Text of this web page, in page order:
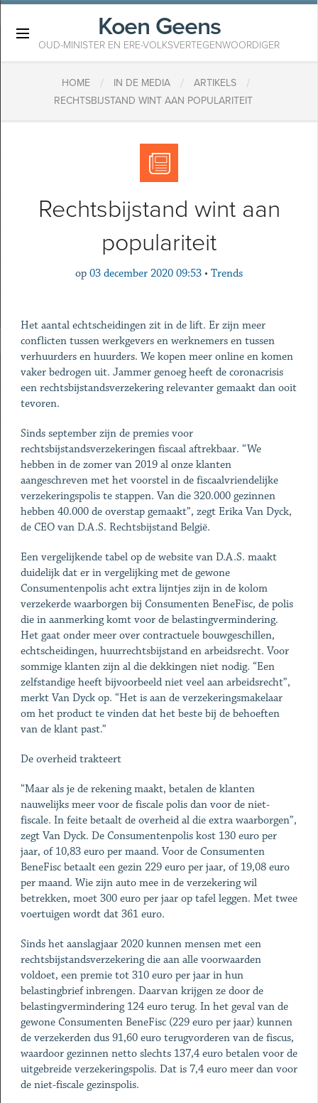
Koen Geens
OUD-MINISTER EN ERE-VOLKSVERTEGENWOORDIGER
HOME / IN DE MEDIA / ARTIKELS /
RECHTSBIJSTAND WINT AAN POPULARITEIT
Rechtsbijstand wint aan
populariteit
op 03 december 2020 09:53 • Trends
Het aantal echtscheidingen zit in de lift. Er zijn meer
conflicten tussen werkgevers en werknemers en tussen
verhuurders en huurders. We kopen meer online en komen
vaker bedrogen uit. Jammer genoeg heeft de coronacrisis
een rechtsbijstandsverzekering relevanter gemaakt dan ooit
tevoren.
Sinds september zijn de premies voor
rechtsbijstandsverzekeringen fiscaal aftrekbaar. “We
hebben in de zomer van 2019 al onze klanten
aangeschreven met het voorstel in de fiscaalvriendelijke
verzekeringspolis te stappen. Van die 320.000 gezinnen
hebben 40.000 de overstap gemaakt”, zegt Erika Van Dyck,
de CEO van D.A.S. Rechtsbijstand België.
Een vergelijkende tabel op de website van D.A.S. maakt
duidelijk dat er in vergelijking met de gewone
Consumentenpolis acht extra lijntjes zijn in de kolom
verzekerde waarborgen bij Consumenten BeneFisc, de polis
die in aanmerking komt voor de belastingvermindering.
Het gaat onder meer over contractuele bouwgeschillen,
echtscheidingen, huurrechtsbijstand en arbeidsrecht. Voor
sommige klanten zijn al die dekkingen niet nodig. “Een
zelfstandige heeft bijvoorbeeld niet veel aan arbeidsrecht”,
merkt Van Dyck op. “Het is aan de verzekeringsmakelaar
om het product te vinden dat het beste bij de behoeften
van de klant past.”
De overheid trakteert
“Maar als je de rekening maakt, betalen de klanten
nauwelijks meer voor de fiscale polis dan voor de niet-
fiscale. In feite betaalt de overheid al die extra waarborgen”,
zegt Van Dyck. De Consumentenpolis kost 130 euro per
jaar, of 10,83 euro per maand. Voor de Consumenten
BeneFisc betaalt een gezin 229 euro per jaar, of 19,08 euro
per maand. Wie zijn auto mee in de verzekering wil
betrekken, moet 300 euro per jaar op tafel leggen. Met twee
voertuigen wordt dat 361 euro.
Sinds het aanslagjaar 2020 kunnen mensen met een
rechtsbijstandsverzekering die aan alle voorwaarden
voldoet, een premie tot 310 euro per jaar in hun
belastingbrief inbrengen. Daarvan krijgen ze door de
belastingvermindering 124 euro terug. In het geval van de
gewone Consumenten BeneFisc (229 euro per jaar) kunnen
de verzekerden dus 91,60 euro terugvorderen van de fiscus,
waardoor gezinnen netto slechts 137,4 euro betalen voor de
uitgebreide verzekeringspolis. Dat is 7,4 euro meer dan voor
de niet-fiscale gezinspolis.